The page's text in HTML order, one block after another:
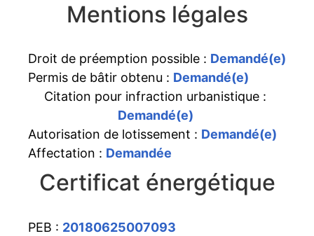
Mentions légales
Droit de préemption possible : Demandé(e)
Permis de bâtir obtenu : Demandé(e)
Citation pour infraction urbanistique :
Demandé(e)
Autorisation de lotissement : Demandé(e)
Affectation : Demandée
Certificat énergétique
PEB : 20180625007093